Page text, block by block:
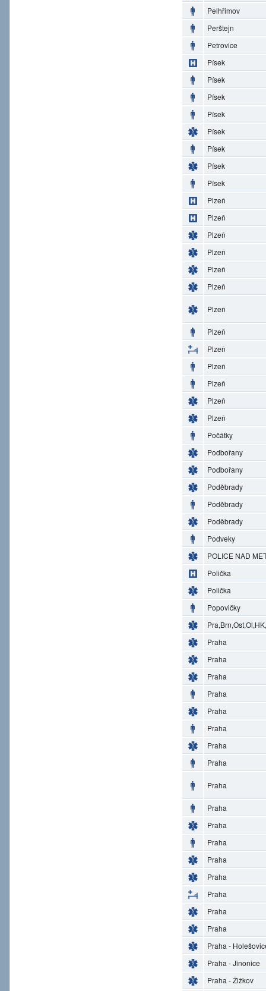
Pelhřimov
Perštejn
Petrovice
Písek
Písek
Písek
Písek
Písek
Písek
Písek
Písek
Plzeň
Plzeň
Plzeň
Plzeň
Plzeň
Plzeň
Plzeň
Plzeň
Plzeň
Plzeň
Plzeň
Plzeň
Plzeň
Počátky
Podbořany
Podbořany
Poděbrady
Poděbrady
Poděbrady
Podveky
POLICE NAD
Polička
Polička
Popovičky
Praha
Praha
Praha
Praha
Praha
Praha
Praha
Praha
Praha
Praha
Praha
Praha
Praha
Praha
Praha
Praha
Praha
Praha -
Praha - Jinonice
Praha - Žižkov